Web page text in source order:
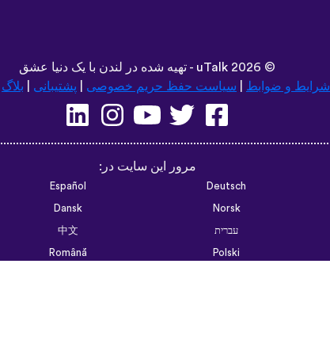
©
uTalk 2026 - تهیه شده در لندن با یک دنیا عشق
شرایط و ضوابط
سیاست حفظ حریم خصوصی پشتیبانی بلاگ
مرور این سایت در:
Deutsch
Español
Norsk
Dansk
עברית 中文
Polski
Română